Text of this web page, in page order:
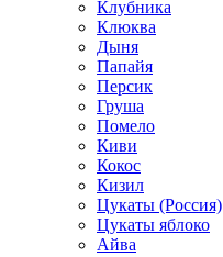
Клубника
Клюква
Дыня
Папайя
Персик
Груша
Помело
Киви
Кокос
Кизил
Цукаты (Россия)
Цукаты яблоко
Айва